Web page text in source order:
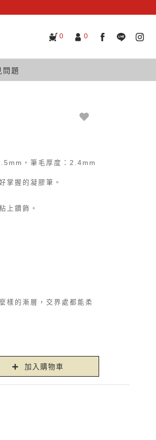
問題
0 0
，筆毛厚度：2.4mm
掌握的凝膠筆。
上鑽飾。
樣的漸層，交界處都能柔
加入購物車